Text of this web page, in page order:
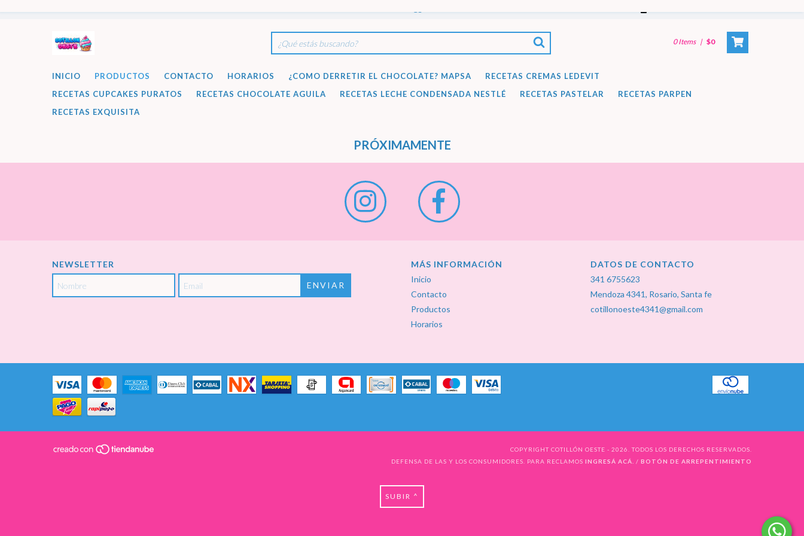
0Items | $0
INICIO PRODUCTOS CONTACTO HORARIOS ¿COMO DERRETIR EL CHOCOLATE? MAPSA
RECETAS CREMAS LEDEVIT
RECETAS CUPCAKES PURATOS
RECETAS CHOCOLATE AGUILA RECETAS LECHE CONDENSADA NESTLÉ RECETAS PASTELAR
RECETAS PARPEN
RECETAS EXQUISITA
PRÓXIMAMENTE
NEWSLETTER
MÁS INFORMACIÓN
Inicio
Contacto
Productos
Horarios
DATOS DE CONTACTO
341 6755623
Mendoza 4341, Rosario, Santa fe
cotillonoeste4341@gmail.com
COPYRIGHT COTILLÓN OESTE - 2026. TODOS LOS DERECHOS RESERVADOS.
DEFENSA DE LAS Y LOS CONSUMIDORES. PARA RECLAMOS INGRESÁ ACÁ. / BOTÓN DE ARREPENTIMIENTO
SUBIR ^